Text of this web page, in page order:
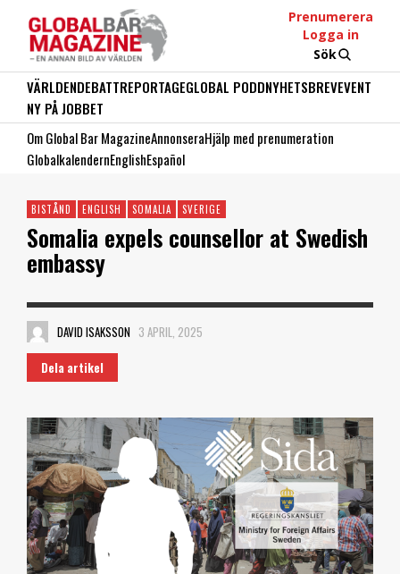
Prenumerera
Logga in
Sök
VÄRLDENDEBATTREPORTAGEGLOBAL PODDNYHETSBREVEVENT
NY PÅ JOBBET
Om Global Bar MagazineAnnonseraHjälp med prenumeration
GlobalkalendernEnglishEspañol
BISTÅND ENGLISH SOMALIA SVERIGE
Somalia expels counsellor at Swedish
embassy
DAVID ISAKSSON 3 APRIL, 2025
Dela artikel